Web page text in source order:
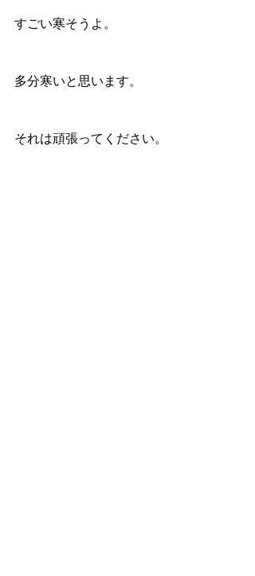
すごい寒そうよ。
多分寒いと思います。
それは頑張ってください。